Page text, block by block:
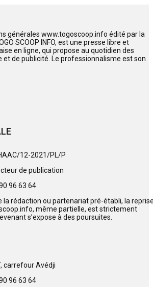
générales www.togoscoop.info édité par la
SCOOP INFO, est une presse libre et
en ligne, qui propose au quotidien des
et de publicité. Le professionnalisme est son
12-2021/PL/P
de publication
96 63 64
la rédaction ou partenariat pré-établi, la
même partielle, est strictement
s’expose à des poursuites.
carrefour Avédji
96 63 64